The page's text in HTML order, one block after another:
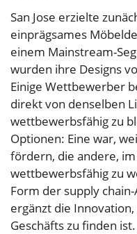
San Jose erzielte
einprägsames
einem Mainstream-
wurden ihre Designs
Einige Wettbewerber
direkt von denselben
wettbewerbsfähig zu
Optionen: Eine war,
fördern, die andere,
wettbewerbsfähig zu
Form der supply
ergänzt die
Geschäfts zu finden ist.